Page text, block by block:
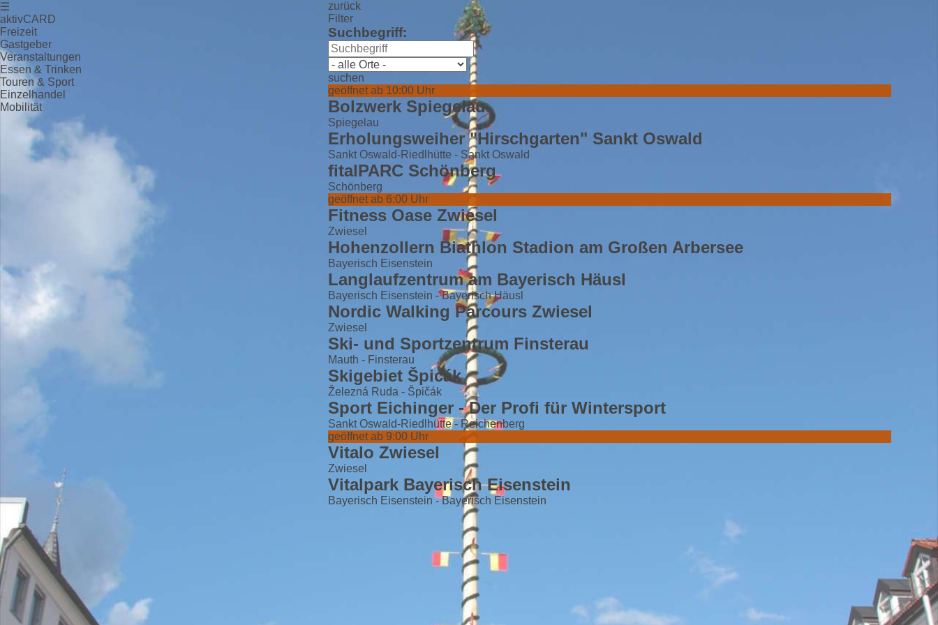
☰
aktivCARD
Freizeit
Gastgeber
Veranstaltungen
Essen & Trinken
Touren & Sport
Einzelhandel
Mobilität
zurück
Filter
Suchbegriff:
suchen
geöffnet ab 10:00 Uhr
Bolzwerk Spiegelau
Spiegelau
Erholungsweiher "Hirschgarten" Sankt Oswald
Sankt Oswald-Riedlhütte - Sankt Oswald
fitalPARC Schönberg
Schönberg
geöffnet ab 6:00 Uhr
Fitness Oase Zwiesel
Zwiesel
Hohenzollern Biathlon Stadion am Großen Arbersee
Bayerisch Eisenstein
Langlaufzentrum am Bayerisch Häusl
Bayerisch Eisenstein - Bayerisch Häusl
Nordic Walking Parcours Zwiesel
Zwiesel
Ski- und Sportzentrum Finsterau
Mauth - Finsterau
Skigebiet Špicák
Železná Ruda - Špičák
Sport Eichinger - Der Profi für Wintersport
Sankt Oswald-Riedlhütte - Reichenberg
geöffnet ab 9:00 Uhr
Vitalo Zwiesel
Zwiesel
Vitalpark Bayerisch Eisenstein
Bayerisch Eisenstein - Bayerisch Eisenstein